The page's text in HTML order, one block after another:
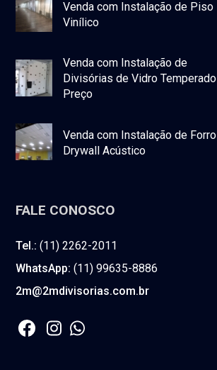
Venda com Instalação de Piso
Vinílico
Venda com Instalação de
Divisórias de Vidro Temperado
Preço
Venda com Instalação de Forro
Drywall Acústico
FALE CONOSCO
Tel.: (11) 2262-2011
WhatsApp: (11) 99635-8886
2m@2mdivisorias.com.br